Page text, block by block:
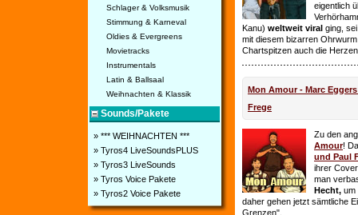
Schlager & Volksmusik
Stimmung & Karneval
Oldies & Evergreens
Movietracks
Instrumentals
Latin & Ballsaal
Weihnachten & Klassik
Sounds/Pakete
» *** WEIHNACHTEN ***
» Tyros4 LiveSoundsPLUS
» Tyros3 LiveSounds
» Tyros Voice Pakete
» Tyros2 Voice Pakete
eigentlich
Kanu) weltweit viral ging,
mit diesem bizarren
Chartspitzen auch die
Mon Amour - Marc
Frege
Zu den
Amour!
und Paul
ihrer
man
Hecht, um
daher gehen jetzt sämtliche
Grenzen".